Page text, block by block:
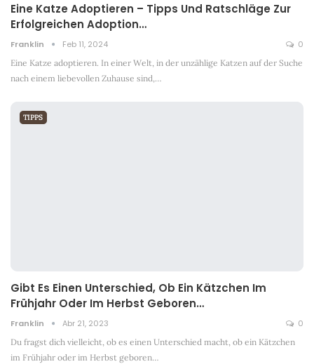
Eine Katze Adoptieren – Tipps Und Ratschläge Zur
Erfolgreichen Adoption…
Franklin Feb 11, 2024 0
Eine Katze adoptieren. In einer Welt, in der unzählige Katzen auf der Suche
nach einem liebevollen Zuhause sind, …
TIPPS
Gibt Es Einen Unterschied, Ob Ein Kätzchen Im
Frühjahr Oder Im Herbst Geboren…
Franklin Abr 21, 2023 0
Du fragst dich vielleicht, ob es einen Unterschied macht, ob ein Kätzchen
im Frühjahr oder im Herbst geboren…